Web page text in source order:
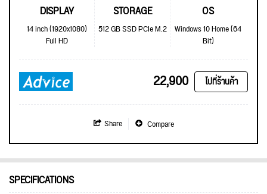
DISPLAY
14 inch (1920x1080)
Full HD
STORAGE
512 GB SSD PCIe M.2
OS
Windows 10 Home (64
Bit)
22,900 ไปที่ร้านค้า
Share Compare
SPECIFICATIONS